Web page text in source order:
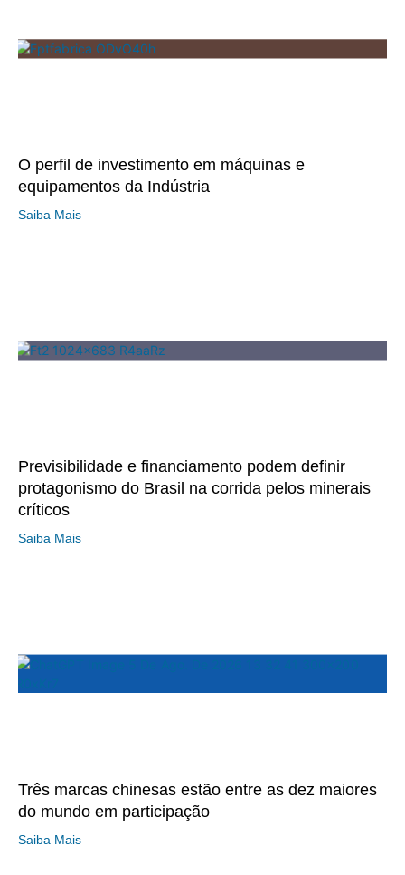
O perfil de investimento em máquinas e
equipamentos da Indústria
Saiba Mais
Previsibilidade e financiamento podem definir
protagonismo do Brasil na corrida pelos minerais
críticos
Saiba Mais
Três marcas chinesas estão entre as dez maiores
do mundo em participação
Saiba Mais